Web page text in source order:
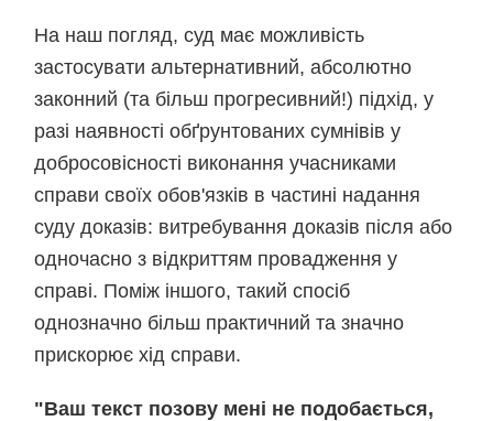
На наш погляд, суд має можливість
застосувати альтернативний, абсолютно
законний (та більш прогресивний!) підхід, у
разі наявності обґрунтованих сумнівів у
добросовісності виконання учасниками
справи своїх обов'язків в частині надання
суду доказів: витребування доказів після або
одночасно з відкриттям провадження у
справі. Поміж іншого, такий спосіб
однозначно більш практичний та значно
прискорює хід справи.
"Ваш текст позову мені не подобається,